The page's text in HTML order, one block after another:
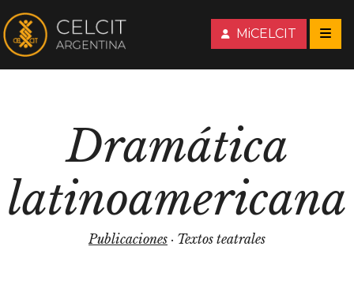
MiCELCIT
Dramática
latinoamericana
Publicaciones · Textos teatrales